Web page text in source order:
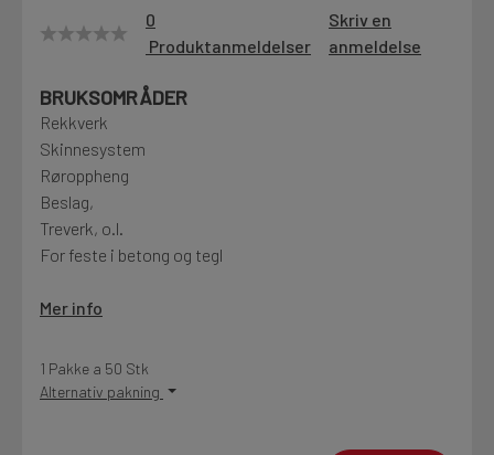
Finn butikk
Kontakt og åpningstider
Kontakt
Fra rådgivning til sporing av ordre
Kampanjer
0
Produktanmeldelser
Skriv en
anmeldelse
BRUKSOMRÅDER
Rekkverk
Skinnesystem
Røroppheng
Beslag,
Treverk, o.l.
For feste i betong og tegl
Mer info
1 Pakke a 50 Stk
Alternativ pakning